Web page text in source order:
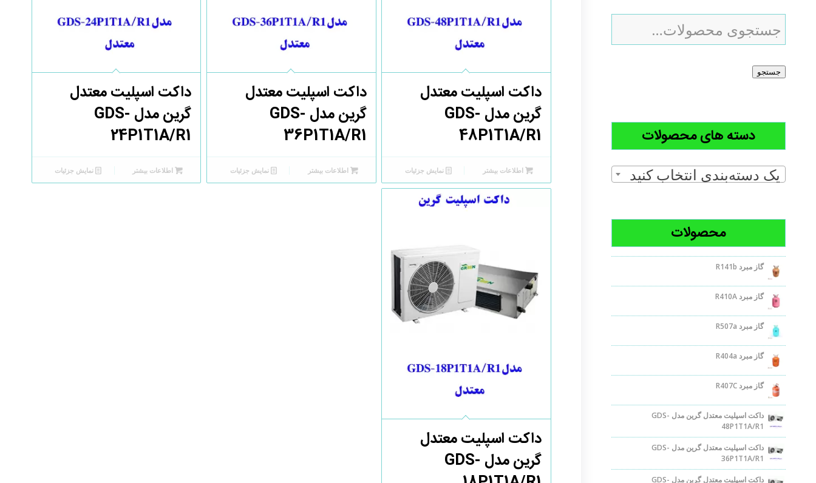
داکت اسپلیت معتدل
گرین مدل GDS-
48P1T1A/R1
اطلاعات بیشتر نمایش جزئیات
داکت اسپلیت معتدل
گرین مدل GDS-
36P1T1A/R1
اطلاعات بیشتر نمایش جزئیات
داکت اسپلیت معتدل
گرین مدل GDS-
24P1T1A/R1
اطلاعات بیشتر نمایش جزئیات
داکت اسپلیت معتدل
گرین مدل GDS-
جستجو
دسته های محصولات
یک دسته‌بندی انتخاب کنید
محصولات
گاز مبرد R141b
گاز مبرد R410A
گاز مبرد R507a
گاز مبرد R404a
گاز مبرد R407C
داکت اسپلیت معتدل گرین مدل GDS-
48P1T1A/R1
داکت اسپلیت معتدل گرین مدل GDS-
36P1T1A/R1
داکت اسپلیت معتدل گرین مدل GDS-